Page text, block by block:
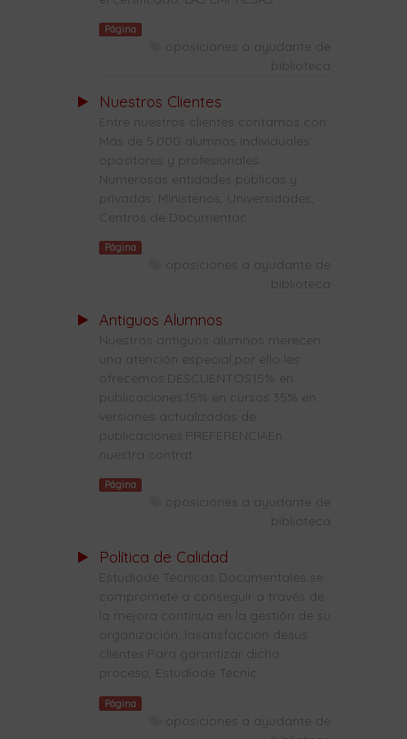
Página
oposiciones a ayudante de
biblioteca
Nuestros Clientes
Entre nuestros clientes contamos con:
Más de 5.000 alumnos individuales:
opositores y profesionales.
Numerosas entidades públicas y
privadas: Ministerios, Universidades,
Centros de Documentac...
Página
oposiciones a ayudante de
biblioteca
Antiguos Alumnos
Nuestros antiguos alumnos merecen
una atención especial,por ello les
ofrecemos:DESCUENTOS15% en
publicaciones.15% en cursos.35% en
versiones actualizadas de
publicaciones.PREFERENCIAEn
nuestra contrat...
Página
oposiciones a ayudante de
biblioteca
Política de Calidad
Estudiode Técnicas Documentales se
compromete a conseguir a través de
la mejora continua en la gestión de su
organización, lasatisfacción desus
clientes.Para garantizar dicho
proceso, Estudiode Técnic...
Página
oposiciones a ayudante de